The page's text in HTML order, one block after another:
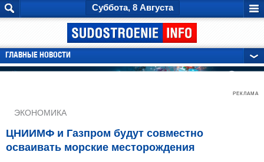
Суббота, 8 Августа
ГЛАВНЫЕ НОВОСТИ
РЕКЛАМА
ЭКОНОМИКА
ЦНИИМФ и Газпром будут совместно
осваивать морские месторождения